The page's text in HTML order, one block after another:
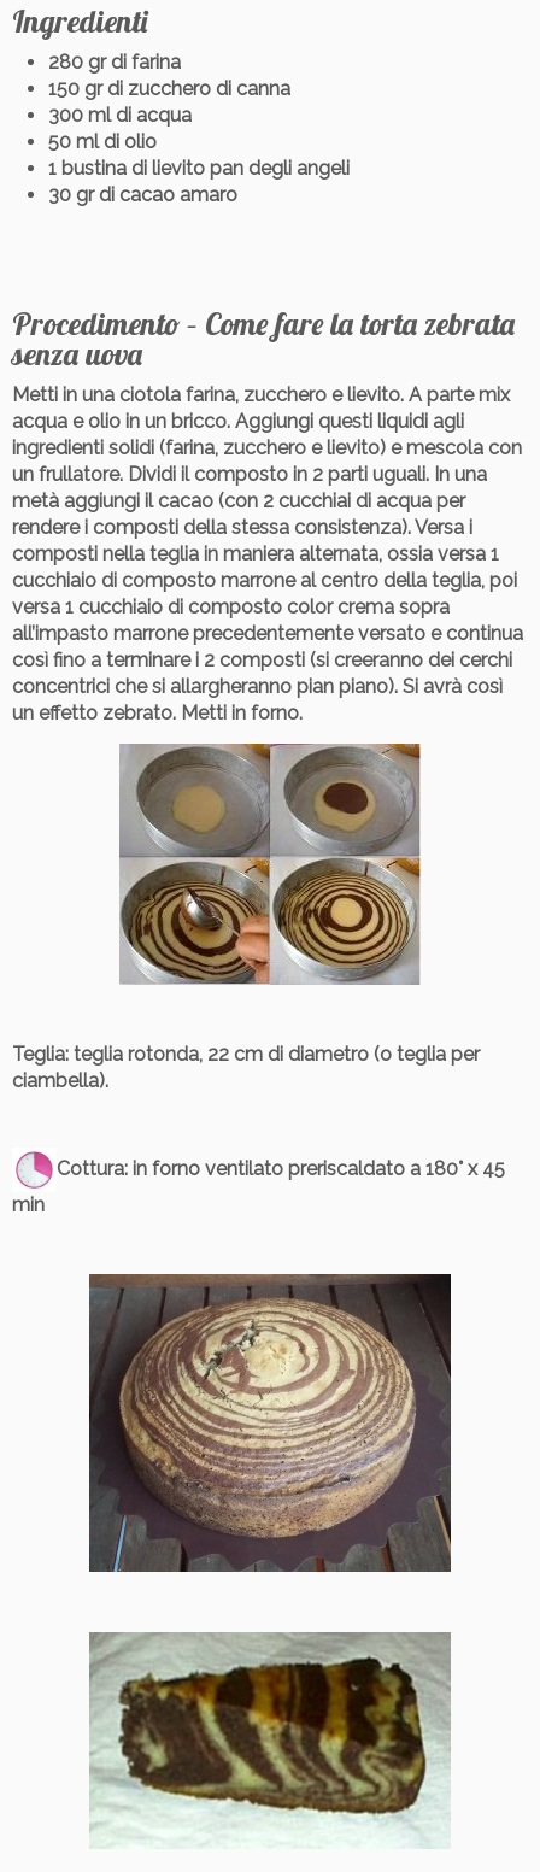
Ingredienti
280 gr di farina
150 gr di zucchero di canna
300 ml di acqua
50 ml di olio
1 bustina di lievito pan degli angeli
30 gr di cacao amaro
Procedimento – Come fare la torta zebrata
senza uova
Metti in una ciotola farina, zucchero e lievito. A parte mix
acqua e olio in un bricco. Aggiungi questi liquidi agli
ingredienti solidi (farina, zucchero e lievito) e mescola con
un frullatore. Dividi il composto in 2 parti uguali. In una
metà aggiungi il cacao (con 2 cucchiai di acqua per
rendere i composti della stessa consistenza). Versa i
composti nella teglia in maniera alternata, ossia versa 1
cucchiaio di composto marrone al centro della teglia, poi
versa 1 cucchiaio di composto color crema sopra
all’impasto marrone precedentemente versato e continua
così fino a terminare i 2 composti (si creeranno dei cerchi
concentrici che si allargheranno pian piano). Si avrà così
un effetto zebrato. Metti in forno.
Teglia: teglia rotonda, 22 cm di diametro (o teglia per
ciambella).
Cottura: in forno ventilato preriscaldato a 180° x 45
min